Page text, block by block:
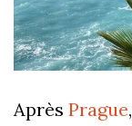
Après Prague